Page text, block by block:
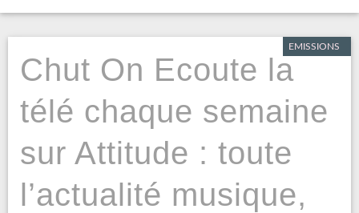
EMISSIONS
Chut On Ecoute la
télé chaque semaine
sur Attitude : toute
l’actualité musique,